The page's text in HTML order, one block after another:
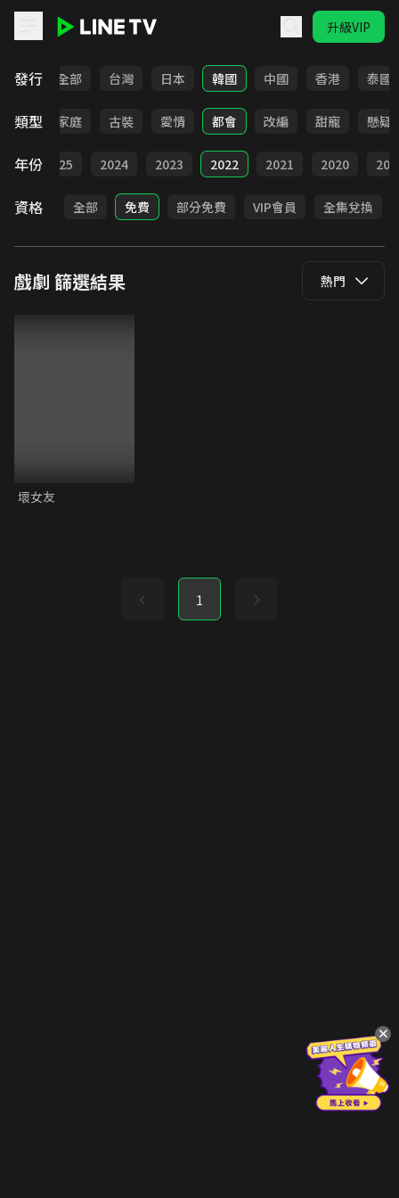
升級VIP
發行 全部 台灣 日本 韓國 中國 香港 泰國
類型
校園 家庭 古裝 愛情 都會 改編 甜寵 懸疑
年份 2025 2024 2023 2022 2021 2020
資格 全部 免費 部分免費 VIP會員 全集兌換
戲劇 篩選結果 熱門
壞女友
1